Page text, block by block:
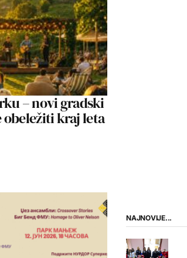
– novi gradski
kraj leta
NAJNOVIJE...